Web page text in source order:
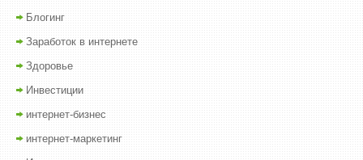
Блогинг
Заработок в интернете
Здоровье
Инвестиции
интернет-бизнес
интернет-маркетинг